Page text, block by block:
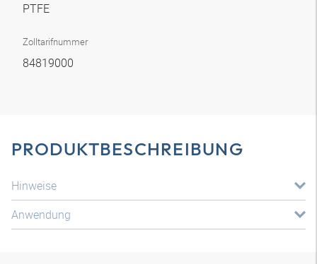
PTFE
Zolltarifnummer
84819000
PRODUKTBESCHREIBUNG
Hinweise
Anwendung